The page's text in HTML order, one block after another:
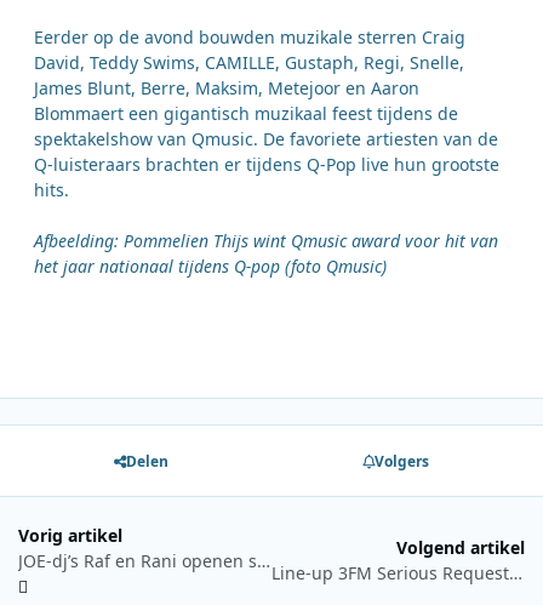
Eerder op de avond bouwden muzikale sterren Craig
David, Teddy Swims, CAMILLE, Gustaph, Regi, Snelle,
James Blunt, Berre, Maksim, Metejoor en Aaron
Blommaert een gigantisch muzikaal feest tijdens de
spektakelshow van Qmusic. De favoriete artiesten van de
Q-luisteraars brachten er tijdens Q-Pop live hun grootste
hits.
Afbeelding: Pommelien Thijs wint Qmusic award voor hit van
het jaar nationaal tijdens Q-pop (foto Qmusic)
Delen Volgers
Vorig artikel
JOE-dj’s Raf en Rani openen samen met Antwerps burgemeester Bart De Wever en Jaap Reesema het magische JOE Christmas House
Volgend artikel
Line-up 3FM Serious Request bekend: meer dan 40 artiesten uit binnen- en buitenland treden op bij het Glazen Huis in Nijmegen